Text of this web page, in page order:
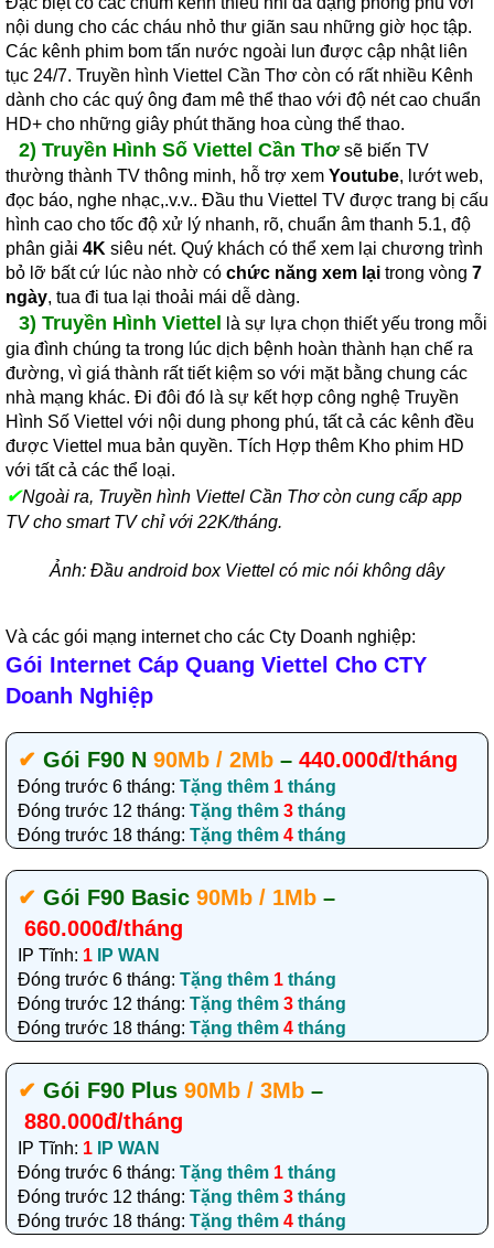
nội dung cho các cháu nhỏ thư giãn sau những giờ học tập.
Các kênh phim bom tấn nước ngoài lun được cập nhật liên
tục 24/7. Truyền hình Viettel Cần Thơ còn có rất nhiều Kênh
dành cho các quý ông đam mê thể thao với độ nét cao chuẩn
HD+ cho những giây phút thăng hoa cùng thể thao.
2) Truyền Hình Số Viettel Cần Thơ sẽ biến TV
thường thành TV thông minh, hỗ trợ xem Youtube, lướt web,
đọc báo, nghe nhạc,.v.v.. Đầu thu Viettel TV được trang bị cấu
hình cao cho tốc độ xử lý nhanh, rõ, chuẩn âm thanh 5.1, độ
phân giải 4K siêu nét. Quý khách có thể xem lại chương trình
bỏ lỡ bất cứ lúc nào nhờ có chức năng xem lại trong vòng 7
ngày, tua đi tua lại thoải mái dễ dàng.
3) Truyền Hình Viettel
là sự lựa chọn thiết yếu trong mỗi
gia đình chúng ta trong lúc dịch bệnh hoàn thành hạn chế ra
đường, vì giá thành rất tiết kiệm so với mặt bằng chung các
nhà mạng khác. Đi đôi đó là sự kết hợp công nghệ Truyền
Hình Số Viettel với nội dung phong phú, tất cả các kênh đều
được Viettel mua bản quyền. Tích Hợp thêm Kho phim HD
với tất cả các thể loại.
✔Ngoài ra, Truyền hình Viettel Cần Thơ còn cung cấp app
TV cho smart TV chỉ với 22K/tháng.
Ảnh: Đầu android box Viettel có mic nói không dây
Và các gói mạng internet cho các Cty Doanh nghiệp:
Gói Internet Cáp Quang Viettel Cho CTY
Doanh Nghiệp
✔‎ Gói F90 N 90Mb / 2Mb – 440.000đ/tháng
Đóng trước 6 tháng: Tặng thêm 1 tháng
Đóng trước 12 tháng: Tặng thêm 3 tháng
Đóng trước 18 tháng: Tặng thêm 4 tháng
✔‎ Gói F90 Basic 90Mb / 1Mb –
660.000đ/tháng
IP Tĩnh: 1 IP WAN
Đóng trước 6 tháng: Tặng thêm 1 tháng
Đóng trước 12 tháng: Tặng thêm 3 tháng
Đóng trước 18 tháng: Tặng thêm 4 tháng
✔‎ Gói F90 Plus 90Mb / 3Mb –
880.000đ/tháng
IP Tĩnh: 1 IP WAN
Đóng trước 6 tháng: Tặng thêm 1 tháng
Đóng trước 12 tháng: Tặng thêm 3 tháng
Đóng trước 18 tháng: Tặng thêm 4 tháng